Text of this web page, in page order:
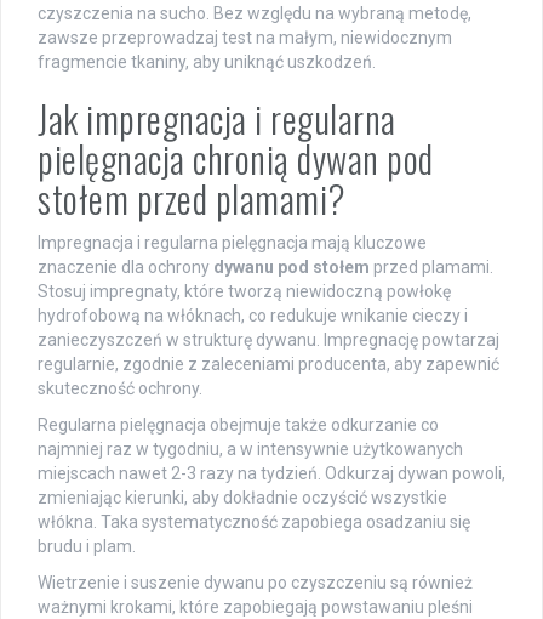
czyszczenia na sucho. Bez względu na wybraną metodę,
zawsze przeprowadzaj test na małym, niewidocznym
fragmencie tkaniny, aby uniknąć uszkodzeń.
Jak impregnacja i regularna
pielęgnacja chronią dywan pod
stołem przed plamami?
Impregnacja i regularna pielęgnacja mają kluczowe
znaczenie dla ochrony dywanu pod stołem przed plamami.
Stosuj impregnaty, które tworzą niewidoczną powłokę
hydrofobową na włóknach, co redukuje wnikanie cieczy i
zanieczyszczeń w strukturę dywanu. Impregnację powtarzaj
regularnie, zgodnie z zaleceniami producenta, aby zapewnić
skuteczność ochrony.
Regularna pielęgnacja obejmuje także odkurzanie co
najmniej raz w tygodniu, a w intensywnie użytkowanych
miejscach nawet 2-3 razy na tydzień. Odkurzaj dywan powoli,
zmieniając kierunki, aby dokładnie oczyścić wszystkie
włókna. Taka systematyczność zapobiega osadzaniu się
brudu i plam.
Wietrzenie i suszenie dywanu po czyszczeniu są również
ważnymi krokami, które zapobiegają powstawaniu pleśni